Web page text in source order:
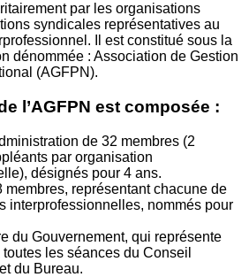
par les organisations
syndicales représentatives au
Il est constitué sous la
dénommée : Association de Gestion
(AGFPN).
l’AGFPN est composée :
de 32 membres (2
par organisation
désignés pour 4 ans.
membres, représentant chacune de
interprofessionnelles, nommés pour
du Gouvernement, qui représente
toutes les séances du Conseil
du Bureau.